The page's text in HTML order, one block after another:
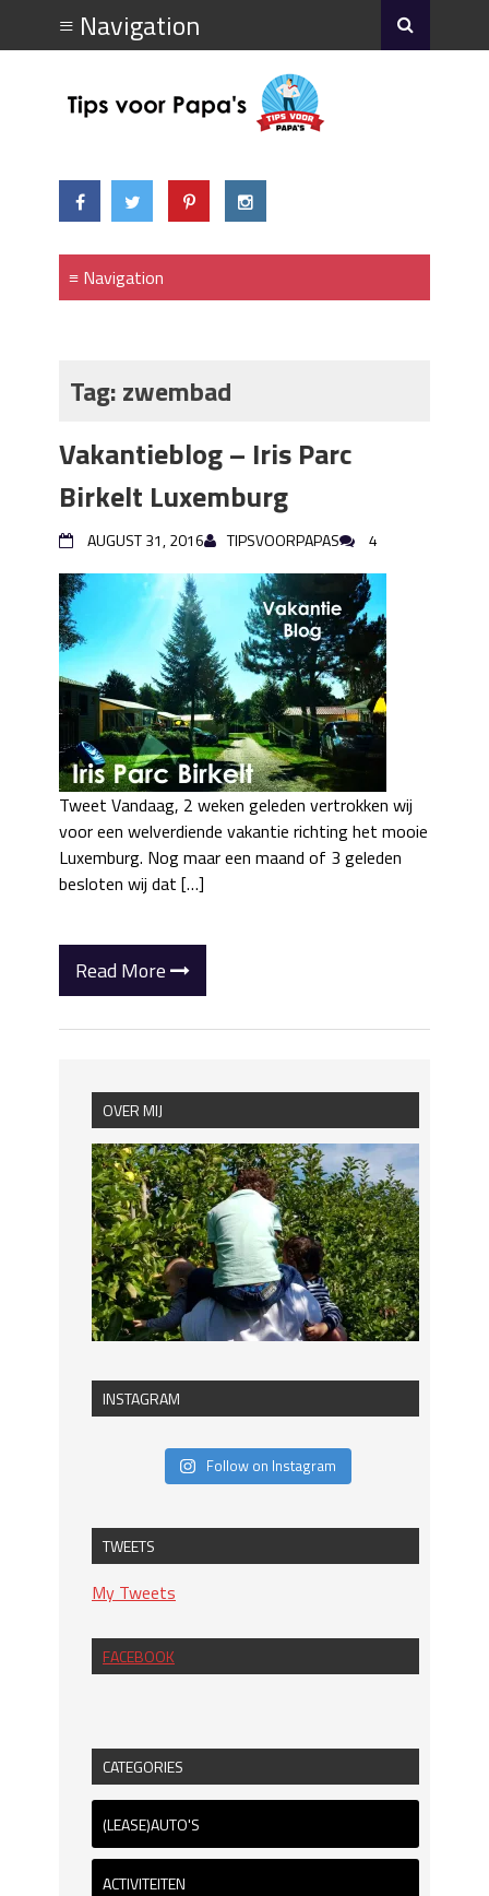
Tag:zwembad
Vakantieblog – Iris Parc
Birkelt Luxemburg
AUGUST 31, 2016 TIPSVOORPAPAS 4
Tweet Vandaag, 2 weken geleden vertrokken wij
voor een welverdiende vakantie richting het mooie
Luxemburg. Nog maar een maand of 3 geleden
besloten wij dat […]
Read More
OVER MIJ
INSTAGRAM
Follow on Instagram
TWEETS
My Tweets
FACEBOOK
CATEGORIES
(LEASE)AUTO'S
ACTIVITEITEN